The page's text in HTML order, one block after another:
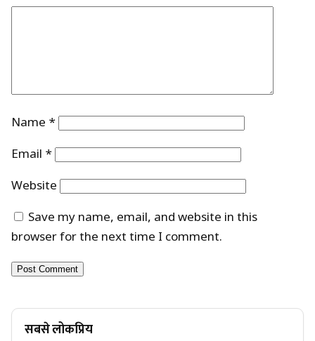
Name *
Email *
Website
Save my name, email, and website in this
browser for the next time I comment.
सबसे लोकप्रिय